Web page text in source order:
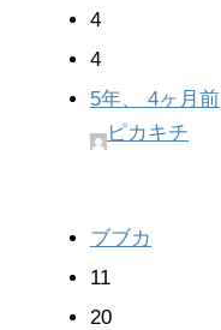
4
4
5年、 4ヶ月前
ピカキチ
ブブカ
11
20